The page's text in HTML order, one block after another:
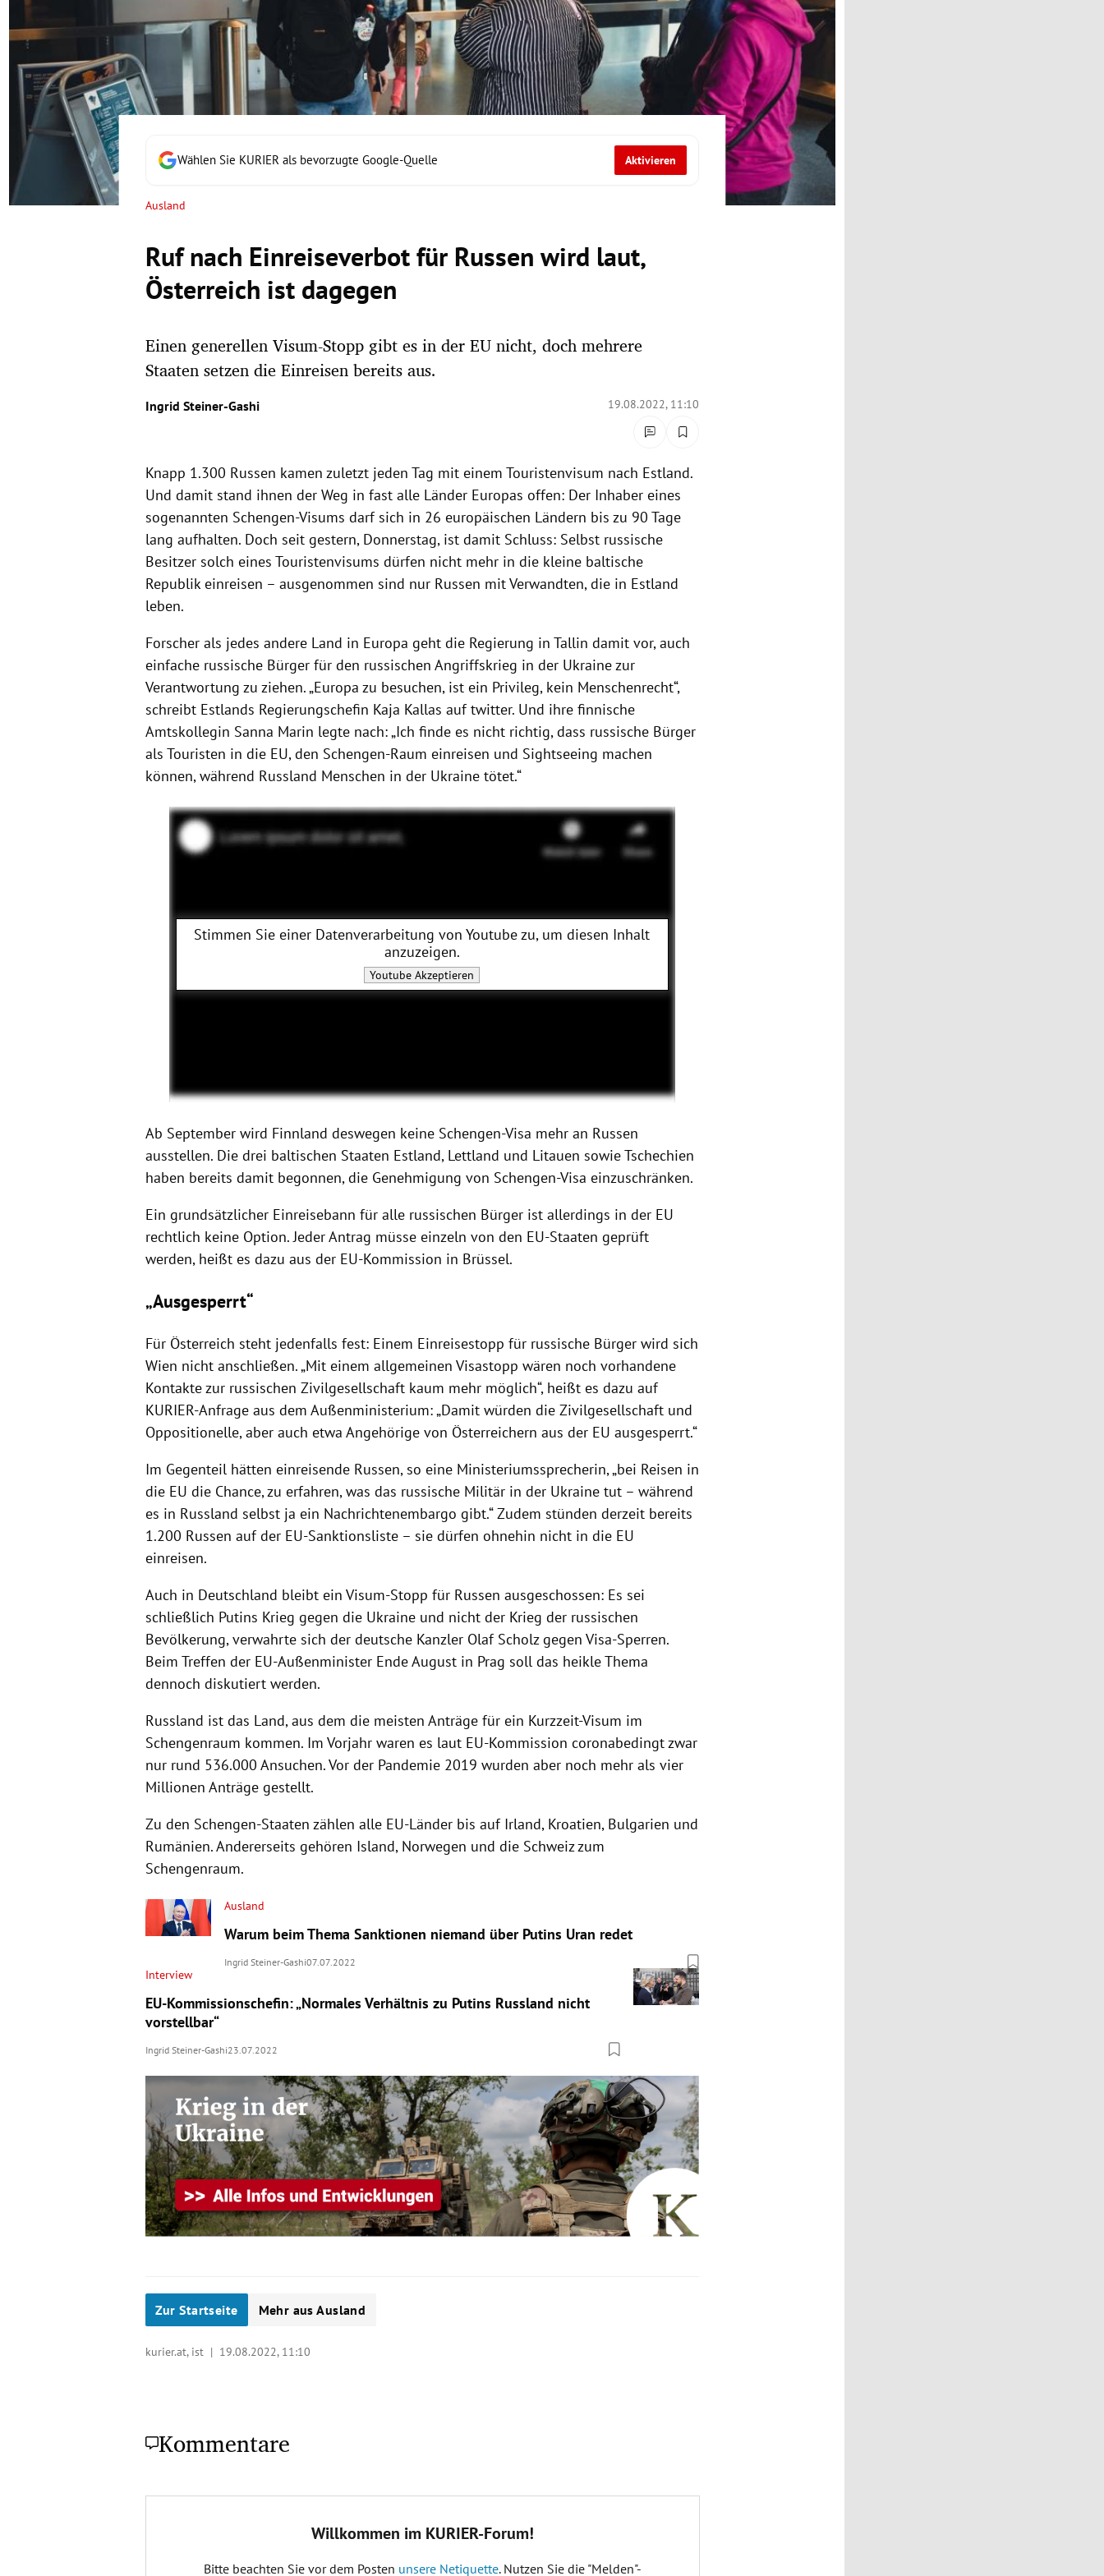
Untermenü
Untermenü
Untermenü
Untermenü
Untermenü
Wählen Sie KURIER als bevorzugte Google-Quelle Aktivieren
Ausland
Ruf nach Einreiseverbot für Russen wird laut,
Österreich ist dagegen
Einen generellen Visum-Stopp gibt es in der EU nicht, doch mehrere
Staaten setzen die Einreisen bereits aus.
Ingrid Steiner-Gashi 19.08.2022, 11:10
Knapp 1.300 Russen kamen zuletzt jeden Tag mit einem Touristenvisum nach Estland.
Und damit stand ihnen der Weg in fast alle Länder Europas offen: Der Inhaber eines
sogenannten Schengen-Visums darf sich in 26 europäischen Ländern bis zu 90 Tage
lang aufhalten. Doch seit gestern, Donnerstag, ist damit Schluss: Selbst russische
Besitzer solch eines Touristenvisums dürfen nicht mehr in die kleine baltische
Republik einreisen – ausgenommen sind nur Russen mit Verwandten, die in Estland
leben.
Forscher als jedes andere Land in Europa geht die Regierung in Tallin damit vor, auch
einfache russische Bürger für den russischen Angriffskrieg in der Ukraine zur
Verantwortung zu ziehen. „Europa zu besuchen, ist ein Privileg, kein Menschenrecht“,
schreibt Estlands Regierungschefin Kaja Kallas auf twitter. Und ihre finnische
Amtskollegin Sanna Marin legte nach: „Ich finde es nicht richtig, dass russische Bürger
als Touristen in die EU, den Schengen-Raum einreisen und Sightseeing machen
können, während Russland Menschen in der Ukraine tötet.“
Stimmen Sie einer Datenverarbeitung vonYoutubezu, um diesen Inhalt
anzuzeigen.
Youtube Akzeptieren
Ab September wird Finnland deswegen keine Schengen-Visa mehr an Russen
ausstellen. Die drei baltischen Staaten Estland, Lettland und Litauen sowie Tschechien
haben bereits damit begonnen, die Genehmigung von Schengen-Visa einzuschränken.
Ein grundsätzlicher Einreisebann für alle russischen Bürger ist allerdings in der EU
rechtlich keine Option. Jeder Antrag müsse einzeln von den EU-Staaten geprüft
werden, heißt es dazu aus der EU-Kommission in Brüssel.
„Ausgesperrt“
Für Österreich steht jedenfalls fest: Einem Einreisestopp für russische Bürger wird sich
Wien nicht anschließen. „Mit einem allgemeinen Visastopp wären noch vorhandene
Kontakte zur russischen Zivilgesellschaft kaum mehr möglich“, heißt es dazu auf
KURIER-Anfrage aus dem Außenministerium: „Damit würden die Zivilgesellschaft und
Oppositionelle, aber auch etwa Angehörige von Österreichern aus der EU ausgesperrt.“
Im Gegenteil hätten einreisende Russen, so eine Ministeriumssprecherin, „bei Reisen in
die EU die Chance, zu erfahren, was das russische Militär in der Ukraine tut – während
es in Russland selbst ja ein Nachrichtenembargo gibt.“ Zudem stünden derzeit bereits
1.200 Russen auf der EU-Sanktionsliste – sie dürfen ohnehin nicht in die EU
einreisen.
Auch in Deutschland bleibt ein Visum-Stopp für Russen ausgeschossen: Es sei
schließlich Putins Krieg gegen die Ukraine und nicht der Krieg der russischen
Bevölkerung, verwahrte sich der deutsche Kanzler Olaf Scholz gegen Visa-Sperren.
Beim Treffen der EU-Außenminister Ende August in Prag soll das heikle Thema
dennoch diskutiert werden.
Russland ist das Land, aus dem die meisten Anträge für ein Kurzzeit-Visum im
Schengenraum kommen. Im Vorjahr waren es laut EU-Kommission coronabedingt zwar
nur rund 536.000 Ansuchen. Vor der Pandemie 2019 wurden aber noch mehr als vier
Millionen Anträge gestellt.
Zu den Schengen-Staaten zählen alle EU-Länder bis auf Irland, Kroatien, Bulgarien und
Rumänien. Andererseits gehören Island, Norwegen und die Schweiz zum
Schengenraum.
Ausland
Warum beim Thema Sanktionen niemand über Putins Uran redet
Ingrid Steiner-Gashi07.07.2022
Interview
EU-Kommissionschefin: „Normales Verhältnis zu Putins Russland nicht
vorstellbar“
Ingrid Steiner-Gashi23.07.2022
Zur Startseite Mehr aus Ausland
kurier.at, ist | 19.08.2022, 11:10
Kommentare